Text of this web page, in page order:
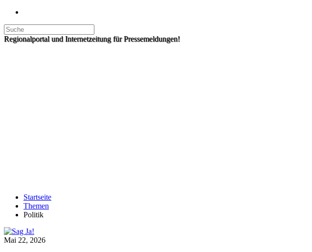
Regionalportal und Internetzeitung für Pressemeldungen!
Startseite
Themen
Politik
Mai 22, 2026